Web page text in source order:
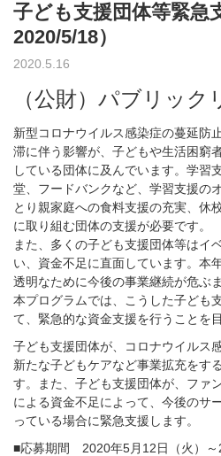
子ども支援団体等緊急
2020/5/18）
2020.5.16
（公財）パブリック
新型コロナウイルス感染症の蔓延防
滞に伴う影響が、子どもや生活困窮
している団体に及んでいます。学習
堂、フードバンクなど、学習支援の
とり親家庭への食料支援の充実、休
に取り組む団体の支援が必要です。
また、多くの子ども支援団体等はイ
い、資金不足に直面しています。本
透明なために今後の事業継続が危ぶ
本プログラムでは、こうした子ども
て、緊急的な資金支援を行うことを
子ども支援団体が、コロナウイルス
新たな子どもケアなど事業拡充をす
す。また、子ども支援団体が、ファ
による資金不足によって、今後のサ
っている場合に緊急支援します。
■応募期間 2020年5月12日（火）～